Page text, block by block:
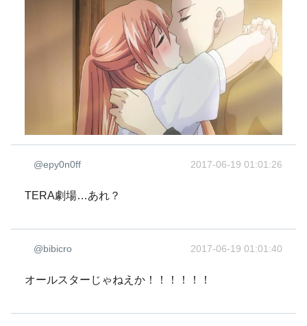
@epy0n0ff 2017-06-19 01:01:26
TERA劇場…あれ？
@bibicro 2017-06-19 01:01:40
オールスターじゃねえか！！！！！！